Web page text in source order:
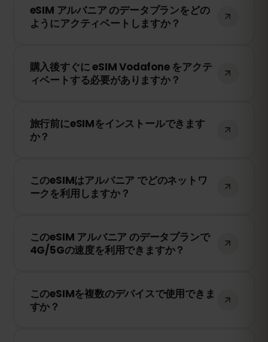
して、他のデバイスとインターネット接続
を共有できます。ただし、速度や接続状況
eSIM アルバニア のデータプランをどの
ようにアクティベートしますか？
トフォンのeSIM設定でQRコードをスキャ
ンするだけで、すぐに利用できます！物理
購入後すぐに eSIM Vodafone をアクテ
ィベートする必要がありますか？
ます。ただし、Vodafone のネットワーク
に接続したときにのみ有効期限のカウント
旅行前にeSIMをインストールできます
か？
とをおすすめします。ただし、アルバニア
に到着するまでネットワークに接続しない
このeSIMはアルバニア でどのネットワ
ークを利用しますか？
のネットワークに接続します。例えば、
Vodafone などが含まれます。
このeSIM アルバニア のデータプランで
4G/5Gの速度を利用できますか？
を提供し、アルバニア で5Gが利用可能な
場合は5Gにも対応しています。快適なイン
このeSIMを複数のデバイスで使用できま
すか？